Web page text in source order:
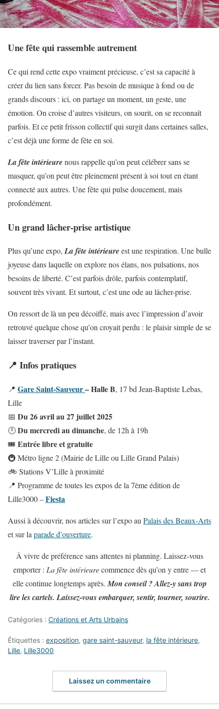
Une fête qui rassemble autrement
Ce qui rend cette expo vraiment précieuse, c’est sa capacité à
créer du lien sans forcer. Pas besoin de musique à fond ou de
grands discours : ici, on partage un moment, un geste, une
émotion. On croise d’autres visiteurs, on sourit, on se reconnaît
parfois. Et ce petit frisson collectif qui surgit dans certaines salles,
c’est déjà une forme de fête en soi.
La fête intérieurenous rappelle qu’on peut célébrer sans se
masquer, qu’on peut être pleinement présent à soi tout en étant
connecté aux autres. Une fête qui pulse doucement, mais
profondément.
Un grand lâcher-prise artistique
Plus qu’une expo,La fête intérieureest une respiration. Une bulle
joyeuse dans laquelle on explore nos élans, nos pulsations, nos
besoins de liberté. C’est parfois drôle, parfois contemplatif,
souvent très vivant. Et surtout, c’est une ode au lâcher-prise.
On ressort de là un peu décoiffé, mais avec l’impression d’avoir
retrouvé quelque chose qu’on croyait perdu : le plaisir simple de se
laisser traverser par l’instant.
📍 Infos pratiques
📍 Gare Saint-Sauveur– Halle B, 17 bd Jean-Baptiste Lebas,
Lille
📅 Du 26 avril au 27 juillet 2025
🕛Du mercredi au dimanche, de 12h à 19h
🎟️ Entrée libre et gratuite
🚇 Métro ligne 2 (Mairie de Lille ou Lille Grand Palais)
🚲 Stations V’Lille à proximité
📍 Programme de toutes les expos de la 7ème édition de
Lille3000 –Fiesta
Aussi à découvrir, nos articles sur l’expo au Palais des Beaux-Arts
et sur la parade d’ouverture.
À vivre de préférence sans attentes ni planning. Laissez-vous
emporter : La fête intérieurecommence dès qu’on y entre — et
elle continue longtemps après. Mon conseil ? Allez-y sans trop
lire les cartels. Laissez-vous embarquer, sentir, tourner, sourire.
Catégories : Créations et Arts Urbains
Étiquettes : exposition, gare saint-sauveur, la fête intérieure,
Lille, Lille3000
Laissez un commentaire